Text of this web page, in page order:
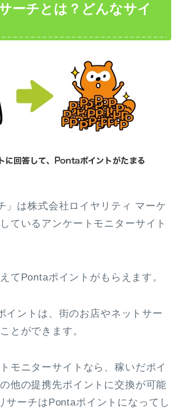
ーチとは？どんなサイ
」は株式会社ロイヤリティ マーケ
ているアンケートモニターサイト
てPontaポイントがもらえます。
イントは、街のお店やネットサー
とができます。
モニターサイトなら、稼いだポイ
他の提携先ポイントに交換が可能
サーチはPontaポイントになってし